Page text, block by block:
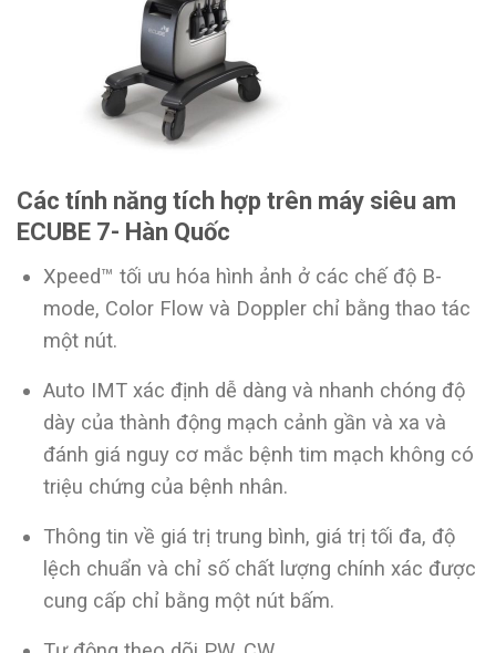
Các tính năng tích hợp trên máy siêu am
ECUBE 7- Hàn Quốc
Xpeed™ tối ưu hóa hình ảnh ở các chế độ B-
mode, Color Flow và Doppler chỉ bằng thao tác
một nút.
Auto IMT xác định dễ dàng và nhanh chóng độ
dày của thành động mạch cảnh gần và xa và
đánh giá nguy cơ mắc bệnh tim mạch không có
triệu chứng của bệnh nhân.
Thông tin về giá trị trung bình, giá trị tối đa, độ
lệch chuẩn và chỉ số chất lượng chính xác được
cung cấp chỉ bằng một nút bấm.